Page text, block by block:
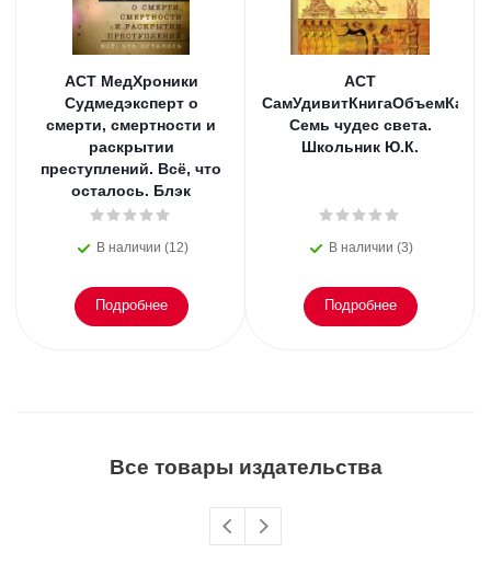
АСТ МедХроники
Судмедэксперт о
смерти, смертности и
раскрытии
преступлений. Всё, что
осталось. Блэк
В наличии (12)
Подробнее
АСТ
СамУдивитКнигаОбъемКарт
Семь чудес света.
Школьник Ю.К.
В наличии (3)
Подробнее
Все товары издательства